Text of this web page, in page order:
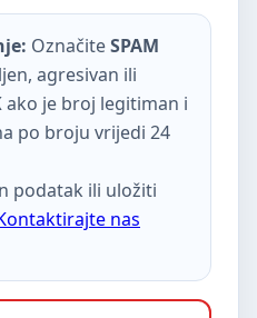
OznačiteSPAM
agresivan ili
ako je broj legitiman i
po broju vrijedi 24
podatak ili uložiti
nas